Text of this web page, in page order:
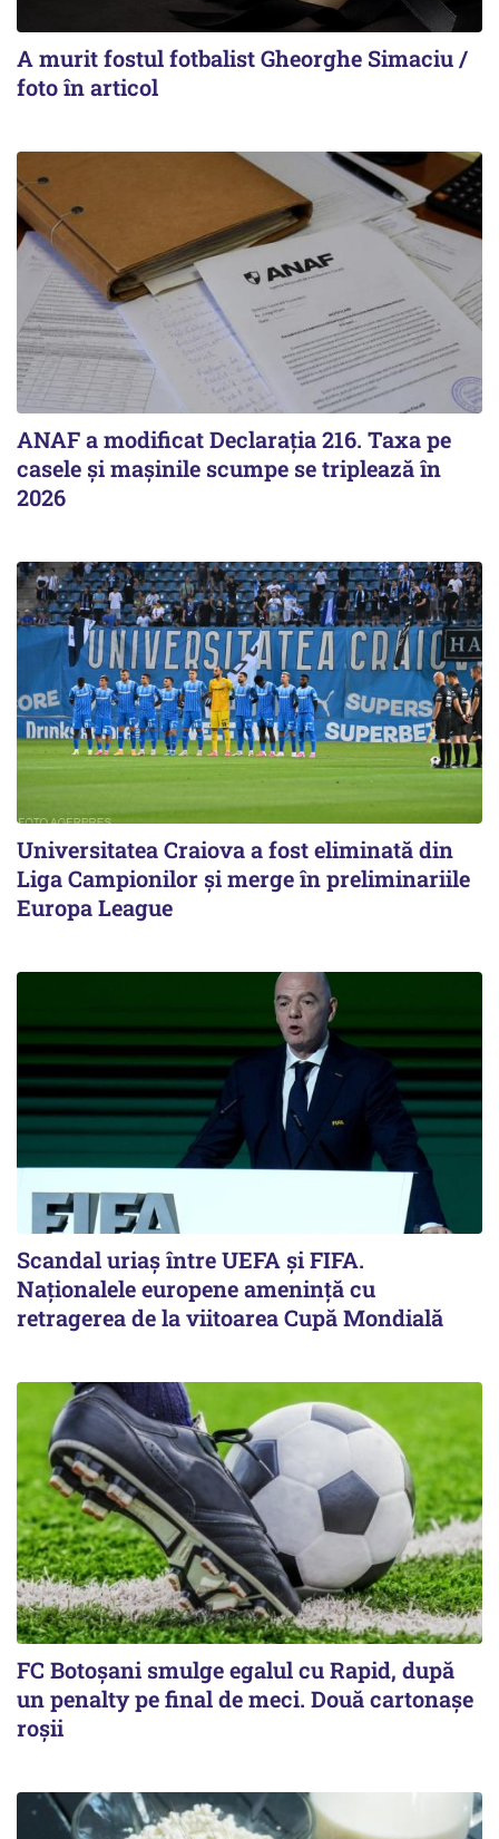
A murit fostul fotbalist Gheorghe Simaciu /
foto în articol
ANAF a modificat Declarația 216. Taxa pe
casele și mașinile scumpe se triplează în
2026
Universitatea Craiova a fost eliminată din
Liga Campionilor şi merge în preliminariile
Europa League
Scandal uriaş între UEFA şi FIFA.
Naţionalele europene ameninţă cu
retragerea de la viitoarea Cupă Mondială
FC Botoşani smulge egalul cu Rapid, după
un penalty pe final de meci. Două cartonaşe
roşii